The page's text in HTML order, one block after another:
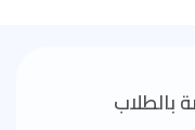
بالطلاب